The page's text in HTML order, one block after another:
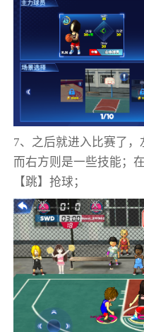
7、之后就进入比赛了，
而右方则是一些技能；
【跳】抢球；